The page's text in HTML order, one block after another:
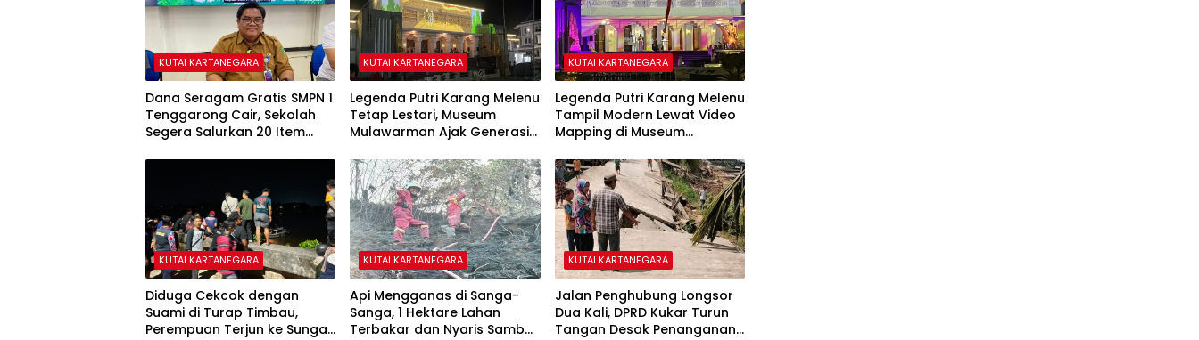
KUTAI KARTANEGARA
Dana Seragam Gratis SMPN 1
Tenggarong Cair, Sekolah
Segera Salurkan 20 Item
KUTAI KARTANEGARA
Legenda Putri Karang Melenu
Tetap Lestari, Museum
Mulawarman Ajak Generasi
KUTAI KARTANEGARA
Legenda Putri Karang Melenu
Tampil Modern Lewat Video
Mapping di Museum
KUTAI KARTANEGARA
Diduga Cekcok dengan
Suami di Turap Timbau,
Perempuan Terjun ke Sungai
KUTAI KARTANEGARA
Api Mengganas di Sanga-
Sanga, 1 Hektare Lahan
Terbakar dan Nyaris Sambar
KUTAI KARTANEGARA
Jalan Penghubung Longsor
Dua Kali, DPRD Kukar Turun
Tangan Desak Penanganan